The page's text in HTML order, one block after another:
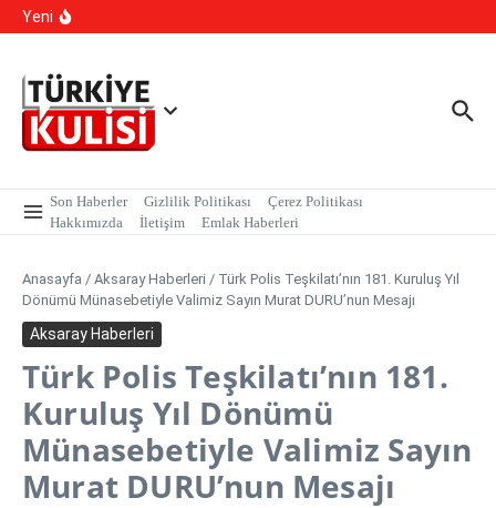
İçeriğe atla
Yeni
Muayenede Branş Sayısı Artırıldı
Son Haberler Gizlilik Politikası
Çerez Politikası
Hakkımızda
İletişim Emlak Haberleri
Anasayfa / Aksaray Haberleri / Türk Polis Teşkilatı’nın 181. Kuruluş Yıl
Dönümü Münasebetiyle Valimiz Sayın Murat DURU’nun Mesajı
Aksaray Haberleri
Türk Polis Teşkilatı’nın 181.
Kuruluş Yıl Dönümü
Münasebetiyle Valimiz Sayın
Murat DURU’nun Mesajı